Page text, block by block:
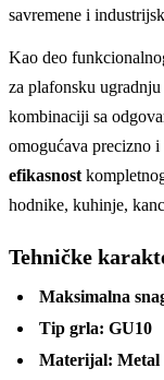
savremene i
Kao deo
za plafonsku
kombinaciji sa
omogućava precizno
efikasnost
hodnike, kuhinje,
Tehničke
Maksimalna
Tip grla: GU10
Materijal: Metal